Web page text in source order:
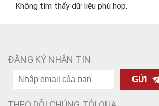
Không tìm thấy dữ liệu phù hợp.
ĐĂNG KÝ NHẬN TIN
GỬI